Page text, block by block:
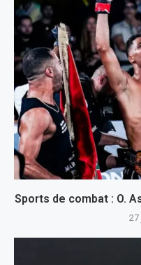
Sports de combat : O.
27